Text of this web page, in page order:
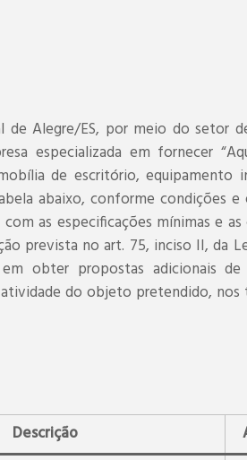
de Alegre/ES, por meio do setor
especializada em fornecer
de escritório, equipamento
abaixo, conforme condições e
as especificações mínimas e as
prevista no art. 75, inciso II, da Lei
obter propostas adicionais de
do objeto pretendido, nos
Descrição